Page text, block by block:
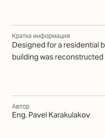
Кратка информация
Designed for a residential
building was
Автор
Eng. Pavel Karakulakov